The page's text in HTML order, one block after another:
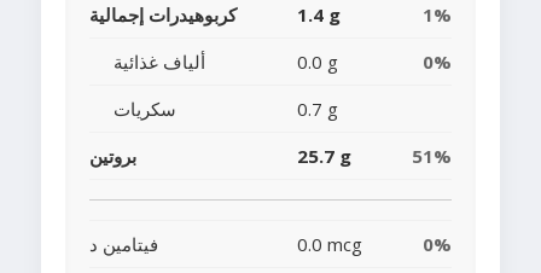
كربوهيدرات إجمالية
1.4 g
1%
ألياف غذائية
0.0 g
0%
سكريات
0.7 g
بروتين
25.7 g 51%
فيتامين د 0.0 mcg
0%